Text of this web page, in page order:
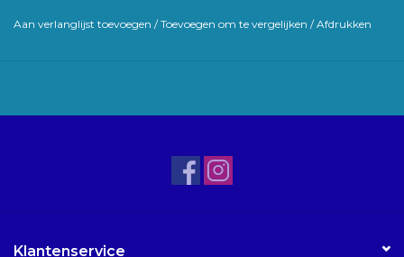
Aan verlanglijst toevoegen /Toevoegen om te vergelijken /Afdrukken
Klantenservice